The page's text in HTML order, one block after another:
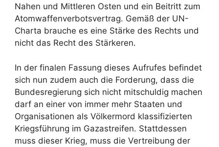
Nahen und Mittleren Osten und ein Beitritt zum
Atomwaffenverbotsvertrag. Gemäß der UN-
Charta brauche es eine Stärke des Rechts und
nicht das Recht des Stärkeren.
In der finalen Fassung dieses Aufrufes befindet
sich nun zudem auch die Forderung, dass die
Bundesregierung sich nicht mitschuldig machen
darf an einer von immer mehr Staaten und
Organisationen als Völkermord klassifizierten
Kriegsführung im Gazastreifen. Stattdessen
muss dieser Krieg, muss die Vertreibung der